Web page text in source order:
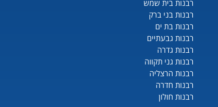
רבנות בית שמש
רבנות בני ברק
רבנות בת ים
רבנות גבעתיים
רבנות גדרה
רבנות גני תקווה
רבנות הרצליה
רבנות חדרה
רבנות חולון